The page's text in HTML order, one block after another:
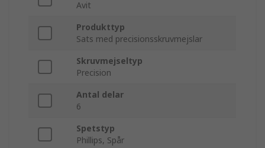
Avit
Produkttyp
Sats med precisionsskruvmejslar
Skruvmejseltyp
Precision
Antal delar
6
Spetstyp
Phillips, Spår